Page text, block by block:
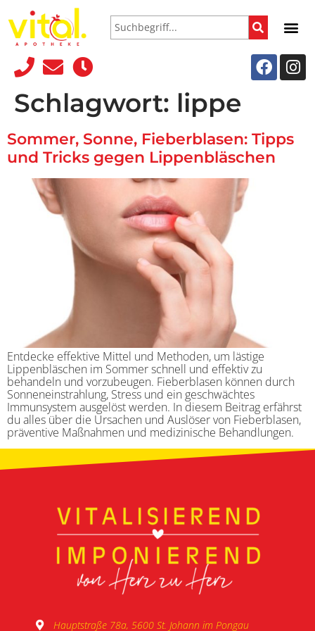
Schlagwort: lippe
Sommer, Sonne, Fieberblasen: Tipps
und Tricks gegen Lippenbläschen
Entdecke effektive Mittel und Methoden, um lästige
Lippenbläschen im Sommer schnell und effektiv zu
behandeln und vorzubeugen. Fieberblasen können durch
Sonneneinstrahlung, Stress und ein geschwächtes
Immunsystem ausgelöst werden. In diesem Beitrag erfährst
du alles über die Ursachen und Auslöser von Fieberblasen,
präventive Maßnahmen und medizinische Behandlungen.
Hauptstraße 78a, 5600 St. Johann im Pongau